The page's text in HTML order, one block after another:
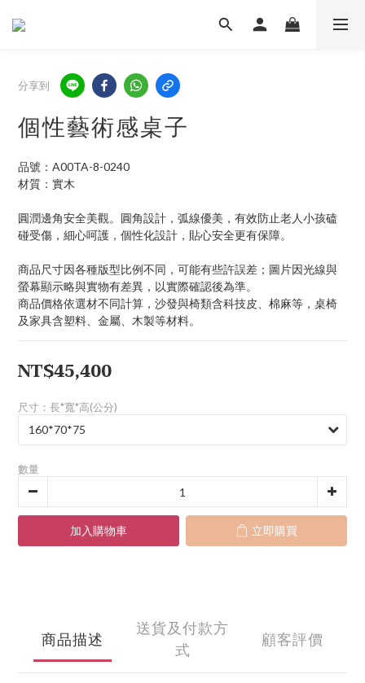
分享到
個性藝術感桌子
品號：A00TA-8-0240
材質：實木
圓潤邊角安全美觀。圓角設計，弧線優美，有效防止老人小孩磕
碰受傷，細心呵護，個性化設計，貼心安全更有保障。
商品尺寸因各種版型比例不同，可能有些許誤差；圖片因光線與
螢幕顯示略與實物有差異，以實際確認後為準。
商品價格依選材不同計算，沙發與椅類含科技皮、棉麻等，桌椅
及家具含塑料、金屬、木製等材料。
NT$45,400
尺寸：長*寬*高(公分)
數量
加入購物車 立即購買
商品描述
送貨及付款方
式
顧客評價